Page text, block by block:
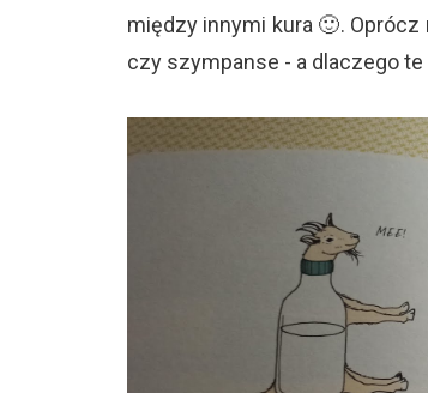
między innymi kura 🙂.
czy szympanse - a dlaczego